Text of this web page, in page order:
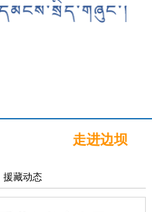
走进边坝
援藏动态